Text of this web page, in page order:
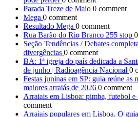
Parada Treze de Maio 0 comment
Mega 0 comment
Resultado Mega 0 comment
Rua Barão do Rio Branco 255 stop
Seção Tendências / Debates
divergências 0 comment
BA: 1ª igreja do país dedicada a
de junho | Radioagência Nacional 0
Festas juninas em SP: guia reúne as
maiores arraiás de 2026 0 comment
Arraiais em Lisboa: pimba, futebol e
comment
Arraiais populares em Lisboa. O